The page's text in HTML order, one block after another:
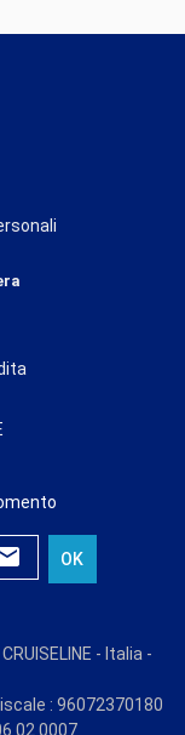
OK
- Italia -
: 96072370180
02 0007